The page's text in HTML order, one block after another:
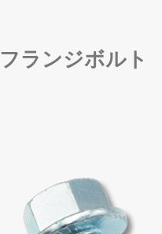
フランジボルト